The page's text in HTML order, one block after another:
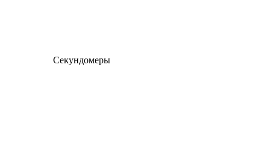
Секундомеры